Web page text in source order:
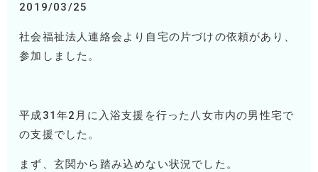
2019/03/25
社会福祉法人連絡会より自宅の片づけの依頼があり、
参加しました。
平成31年2月に入浴支援を行った八女市内の男性宅で
の支援でした。
まず、玄関から踏み込めない状況でした。